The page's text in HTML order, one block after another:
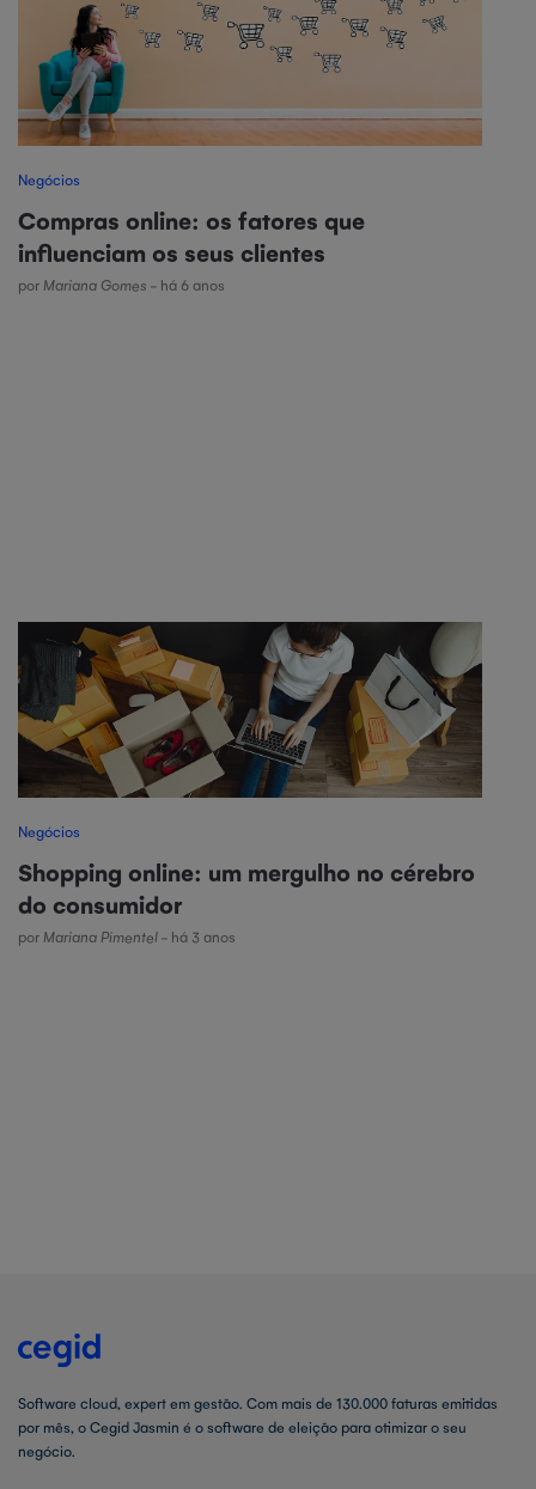
Negócios
Compras online: os fatores que
influenciam os seus clientes
porMariana Gomes - há 6 anos
Negócios
Shopping online: um mergulho no cérebro
do consumidor
porMariana Pimentel- há 3 anos
Software cloud, expert em gestão. Com mais de 130.000 faturas emitidas
por mês, o Cegid Jasmin é o software de eleição para otimizar o seu
negócio.